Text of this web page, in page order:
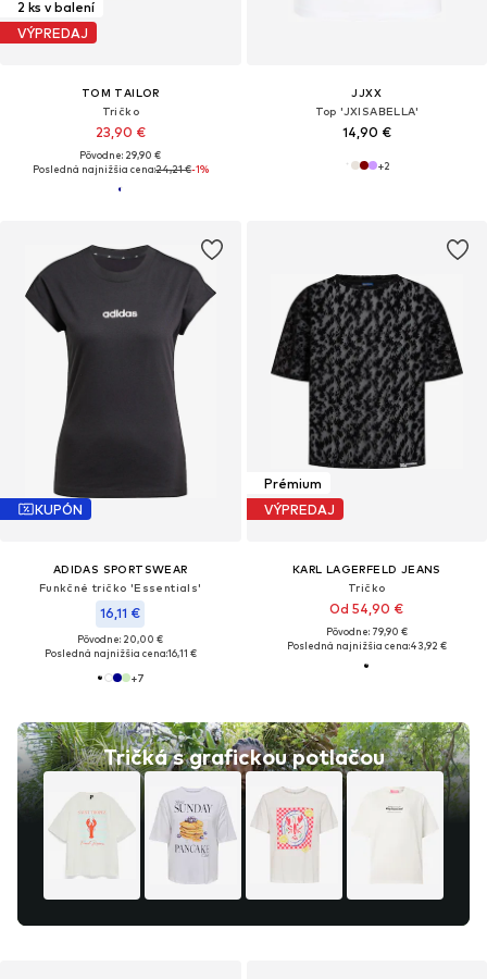
2 ks v balení
VÝPREDAJ
TOM TAILOR
Tričko
23,90 €
Pôvodne: 29,90 €
Posledná najnižšia cena:24,21 €-1%
JJXX
Top 'JXISABELLA'
14,90 €
+2
KUPÓN
ADIDAS SPORTSWEAR
Funkčné tričko 'Essentials'
16,11 €
Pôvodne: 20,00 €
Posledná najnižšia cena:16,11 €
+7
Tričká s grafickou potlačou
Prémium
VÝPREDAJ
KARL LAGERFELD JEANS
Tričko
Od 54,90 €
Pôvodne: 79,90 €
Posledná najnižšia cena:43,92 €